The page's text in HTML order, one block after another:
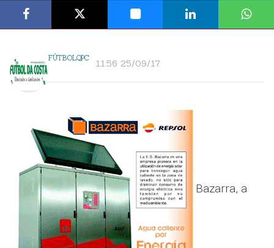
FÚTBOLQPC 11:56 25/09/17
Bazarra, a